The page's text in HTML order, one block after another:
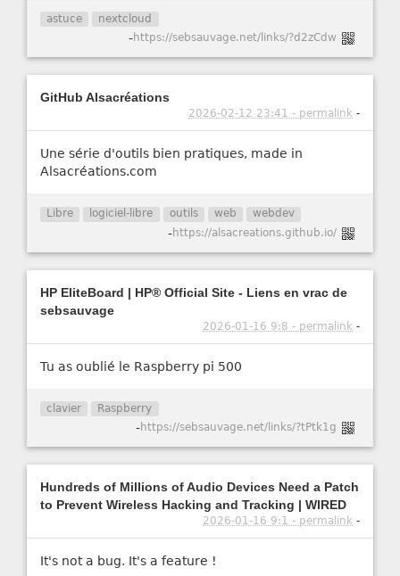
astuce nextcloud
-https://sebsauvage.net/links/?d2zCdw
GitHub Alsacréations
2026-02-12 23:41 - permalink -
Une série d'outils bien pratiques, made in
Alsacréations.com
Libre logiciel-libre outils web webdev
-https://alsacreations.github.io/
HP EliteBoard | HP® Official Site - Liens en vrac de
sebsauvage
2026-01-16 9:8 - permalink -
Tu as oublié le Raspberry pi 500
clavier Raspberry
-https://sebsauvage.net/links/?tPtk1g
Hundreds of Millions of Audio Devices Need a Patch
to Prevent Wireless Hacking and Tracking | WIRED
2026-01-16 9:1 - permalink -
It's not a bug. It's a feature !